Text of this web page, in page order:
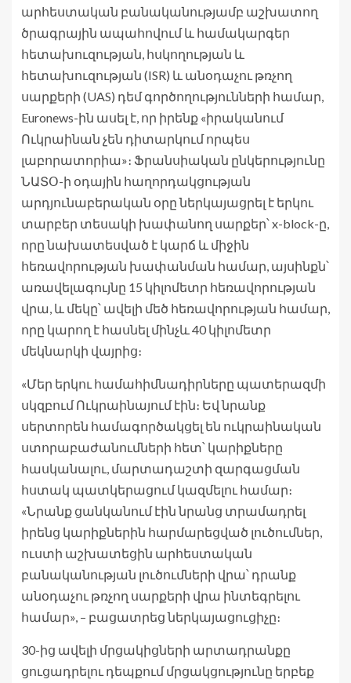
արհեստական ​​բանականությամբ աշխատող
ծրագրային ապահովում և համակարգեր
հետախուզության, հսկողության և
հետախուզության (ISR) և անօդաչու թռչող
սարքերի (UAS) դեմ գործողությունների համար,
Euronews-ին ասել է, որ իրենք «իրականում
Ուկրաինան չեն դիտարկում որպես
լաբորատորիա»։ Ֆրանսիական ընկերությունը
ՆԱՏՕ-ի օդային հաղորդակցության
արդյունաբերական օրը ներկայացրել է երկու
տարբեր տեսակի խափանող սարքեր՝ x-block-ը,
որը նախատեսված է կարճ և միջին
հեռավորության խափանման համար, այսինքն՝
առավելագույնը 15 կիլոմետր հեռավորության
վրա, և մեկը՝ ավելի մեծ հեռավորության համար,
որը կարող է հասնել մինչև 40 կիլոմետր
մեկնարկի վայրից։
«Մեր երկու համահիմնադիրները պատերազմի
սկզբում Ուկրաինայում էին։ Եվ նրանք
սերտորեն համագործակցել են ուկրաինական
ստորաբաժանումների հետ՝ կարիքները
հասկանալու, մարտադաշտի զարգացման
հստակ պատկերացում կազմելու համար։
«Նրանք ցանկանում էին նրանց տրամադրել
իրենց կարիքներին հարմարեցված լուծումներ,
ուստի աշխատեցին արհեստական ​​
բանականության լուծումների վրա՝ դրանք
անօդաչու թռչող սարքերի վրա ինտեգրելու
համար», – բացատրեց ներկայացուցիչը։
30-ից ավելի մրցակիցների արտադրանքը
ցուցադրելու դեպքում մրցակցությունը երբեք